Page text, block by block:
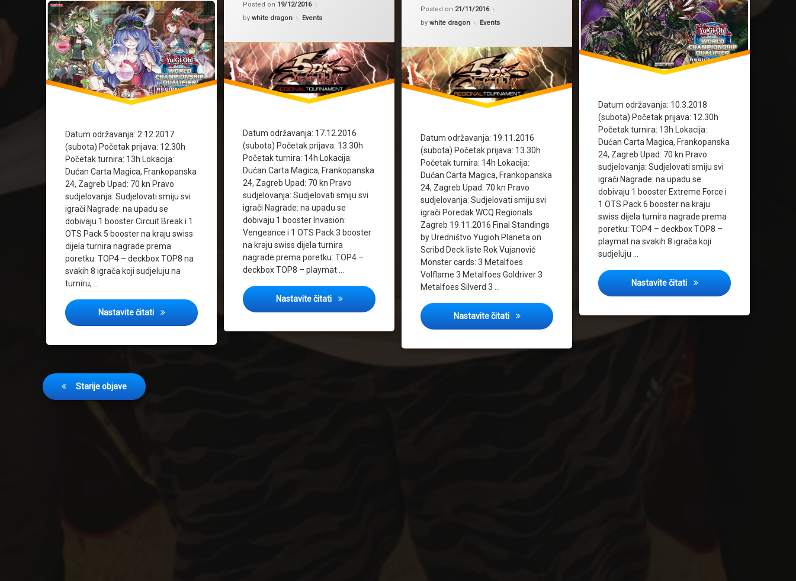
Datum održavanja: 10.3.2018
(subota) Početak prijava: 12.30h
Početak turnira: 13h Lokacija:
Dućan Carta Magica, Frankopanska
24, Zagreb Upad: 70 kn Pravo
sudjelovanja: Sudjelovati smiju svi
igrači Nagrade: na upadu se
dobivaju 1 booster Extreme Force i
1 OTS Pack 6 booster na kraju
swiss dijela turnira nagrade prema
poretku: TOP4 – deckbox TOP8 –
playmat na svakih 8 igrača koji
sudjeluju …
Nastavite čitati Najava: Regionalni turnir 3/
Datum održavanja: 2.12.2017
(subota) Početak prijava: 12.30h
Početak turnira: 13h Lokacija:
Dućan Carta Magica, Frankopanska
24, Zagreb Upad: 70 kn Pravo
sudjelovanja: Sudjelovati smiju svi
igrači Nagrade: na upadu se
dobivaju 1 booster Circuit Break i 1
OTS Pack 5 booster na kraju swiss
dijela turnira nagrade prema
poretku: TOP4 – deckbox TOP8 na
svakih 8 igrača koji sudjeluju na
turniru, …
Nastavite čitati Cover: Regional tournament 12/2017
Posted on 19/12/2016
by white dragon Kategorije:
Events
Datum održavanja: 17.12.2016
(subota) Početak prijava: 13.30h
Početak turnira: 14h Lokacija:
Dućan Carta Magica, Frankopanska
24, Zagreb Upad: 70 kn Pravo
sudjelovanja: Sudjelovati smiju svi
igrači Nagrade: na upadu se
dobivaju 1 booster Invasion:
Vengeance i 1 OTS Pack 3 booster
na kraju swiss dijela turnira
nagrade prema poretku: TOP4 –
deckbox TOP8 – playmat …
Nastavite čitati Cover: Regional tournament 12/2016
Posted on 21/11/2016
by white dragon Kategorije:
Events
Datum održavanja: 19.11.2016
(subota) Početak prijava: 13.30h
Početak turnira: 14h Lokacija:
Dućan Carta Magica, Frankopanska
24, Zagreb Upad: 70 kn Pravo
sudjelovanja: Sudjelovati smiju svi
igrači Poredak WCQ Regionals
Zagreb 19.11.2016 Final Standings
by Uredništvo Yugioh Planeta on
Scribd Deck liste Rok Vujanović
Monster cards: 3 Metalfoes
Volflame 3 Metalfoes Goldriver 3
Metalfoes Silverd 3 …
Nastavite čitati Cover: Regional tournament 11/2016
Navigacija
objava
Starije objave